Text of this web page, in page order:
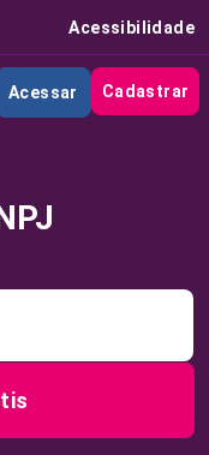
Acessibilidade
Acessar Cadastrar